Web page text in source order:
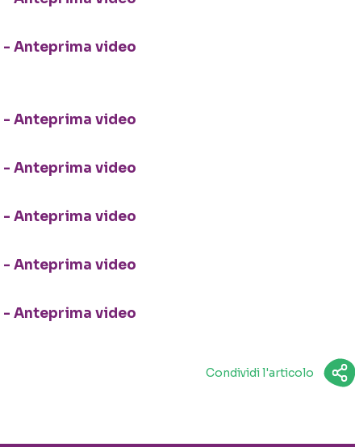
Condividi l'articolo